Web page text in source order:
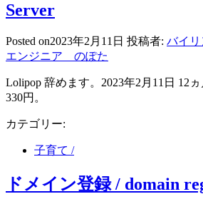
Server
Posted on2023年2月11日 投稿者: バイ
エンジニア のぽた
Lolipop 辞めます。2023年2月11日 12
330円。
カテゴリー:
子育て /
ドメイン登録 / domain